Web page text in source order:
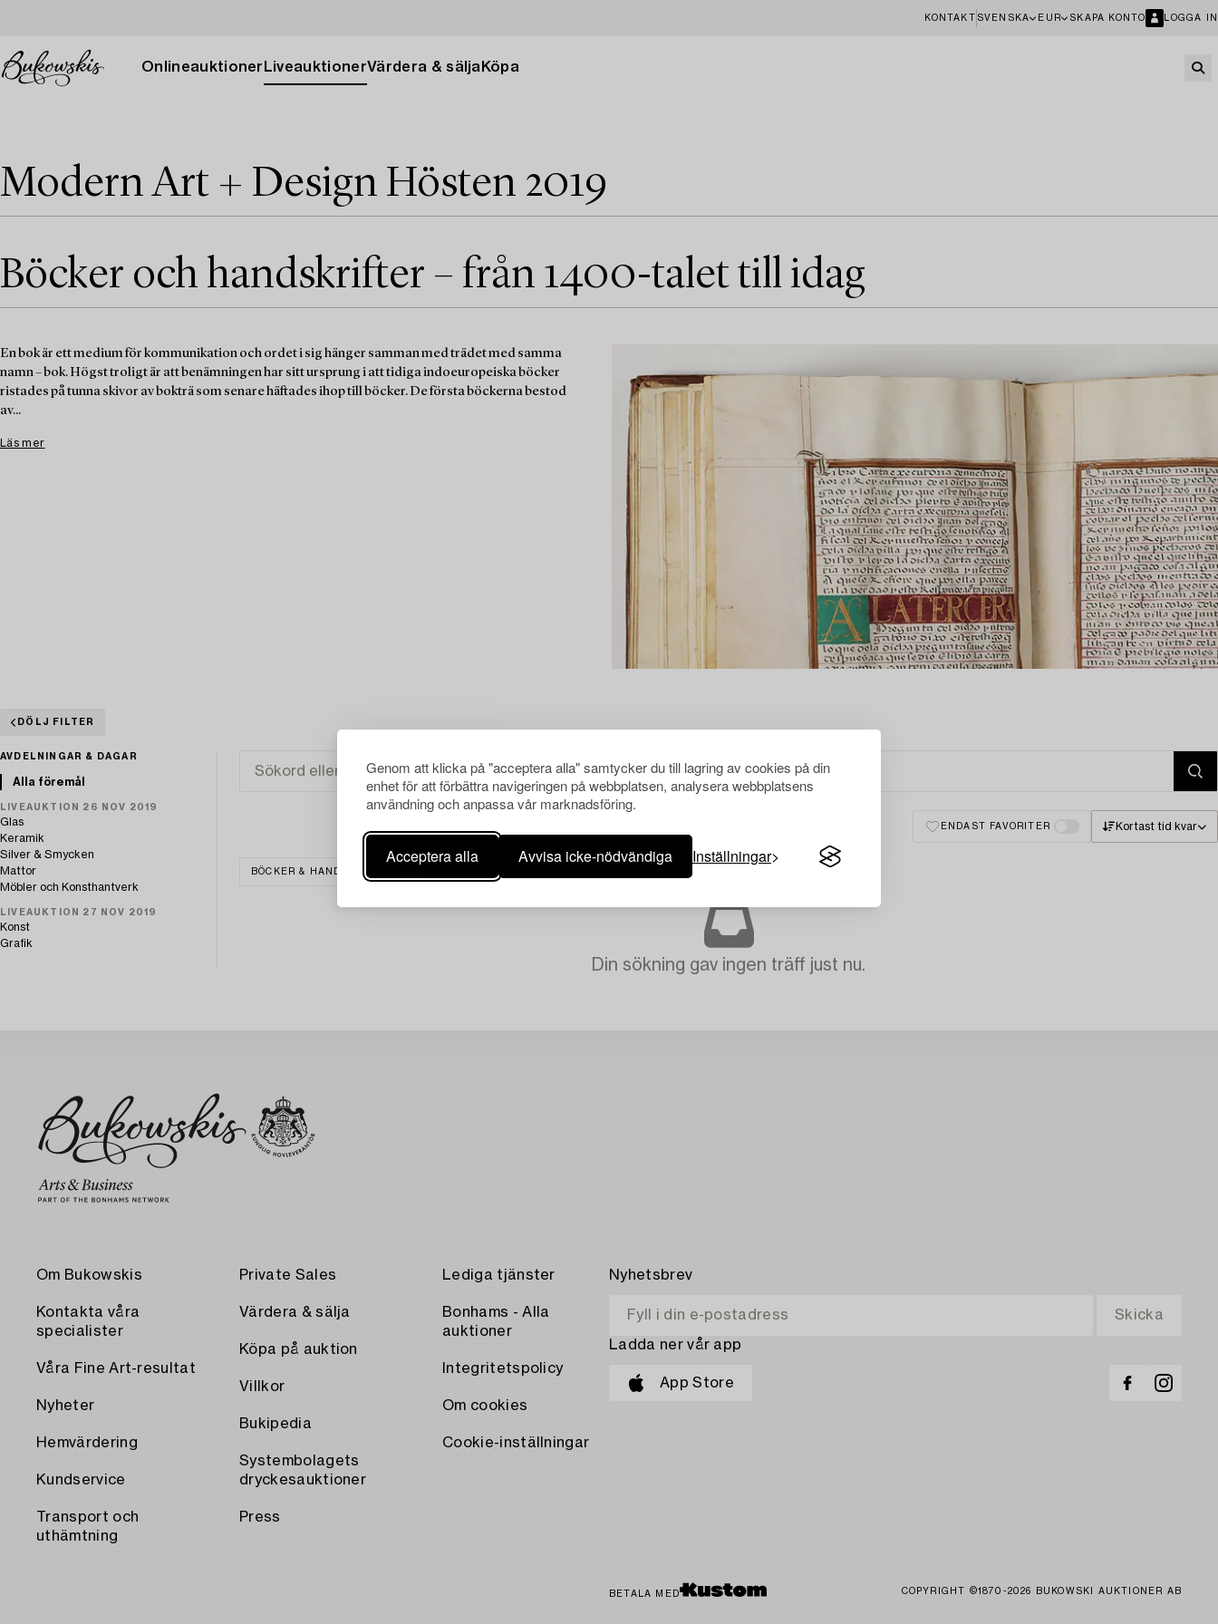
Genom att klicka på "acceptera alla" samtycker du till lagring av cookies på din
enhet för att förbättra navigeringen på webbplatsen, analysera webbplatsens
användning och anpassa vår marknadsföring.
Acceptera alla Avvisa icke-nödvändiga Inställningar
KONTAKT SVENSKA EUR SKAPA KONTO LOGGA IN
Onlineauktioner LiveauktionerVärdera & sälja Köpa
Modern Art + Design Hösten 2019
Böcker och handskrifter – från 1400-talet till idag
En bok är ett medium för kommunikation och ordet i sig hänger samman med trädet med samma
namn – bok. Högst troligt är att benämningen har sitt ursprung i att tidiga indoeuropeiska böcker
ristades på tunna skivor av bokträ som senare häftades ihop till böcker. De första böckerna bestod
av...
Läs mer
DÖLJ FILTER
AVDELNINGAR & DAGAR
Alla föremål
LIVEAUKTION 26 NOV 2019
Glas
Keramik
Silver & Smycken
Mattor
Möbler och Konsthantverk
LIVEAUKTION 27 NOV 2019
Konst
Grafik
ENDAST FAVORITER Kortast tid kvar
BÖCKER & HANDSKRIFTER
Din sökning gav ingen träff just nu.
Om Bukowskis
Kontakta våra
specialister
Våra Fine Art-resultat
Nyheter
Hemvärdering
Kundservice
Transport och
uthämtning
Private Sales
Värdera & sälja
Köpa på auktion
Villkor
Bukipedia
Systembolagets
dryckesauktioner
Press
Lediga tjänster
Bonhams - Alla
auktioner
Integritetspolicy
Om cookies
Cookie-inställningar
Nyhetsbrev
Ladda ner vår app
App Store
BETALA MED COPYRIGHT ©1870-2026 BUKOWSKI AUKTIONER AB